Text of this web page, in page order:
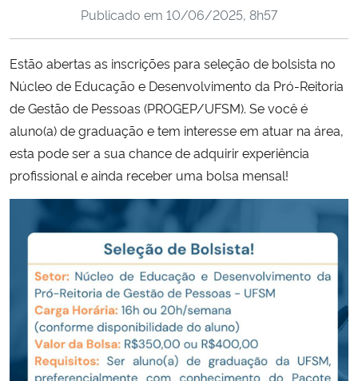
Ministério da Cidadania
Ministério de Minas e Energia
Ministério da Ciência, Tecnologia, Inovações e Comunicações
Ministério do Meio Ambiente
Ministério do Desenvolvimento Regional
Controladoria-Geral da União
Ministério da Mulher, da Família e dos Direitos Humanos
Publicado em 10/06/2025, 8h57
Estão abertas as inscrições para seleção de bolsista no
Núcleo de Educação e Desenvolvimento da Pró-Reitoria
de Gestão de Pessoas (PROGEP/UFSM). Se você é
aluno(a) de graduação e tem interesse em atuar na área,
esta pode ser a sua chance de adquirir experiência
profissional e ainda receber uma bolsa mensal!